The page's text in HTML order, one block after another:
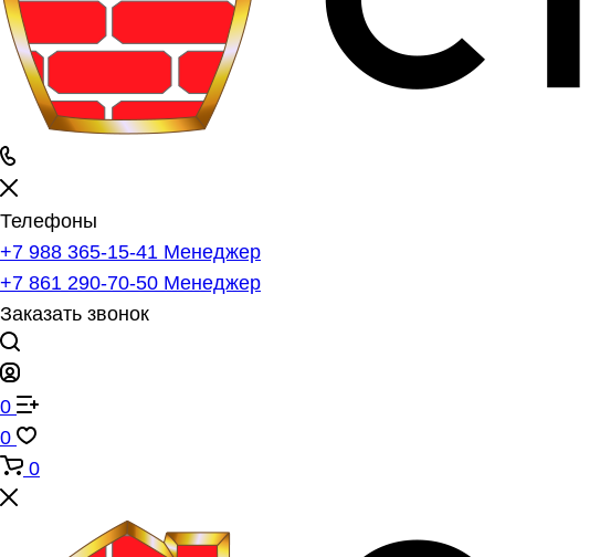
Телефоны
+7 988 365-15-41 Менеджер
+7 861 290-70-50 Менеджер
Заказать звонок
0
0
0